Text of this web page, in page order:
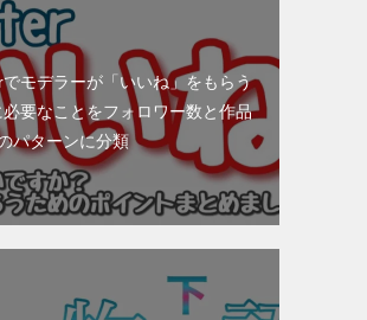
モデラーが「いいね」をもらう
必要なことをフォロワー数と作品
パターンに分類